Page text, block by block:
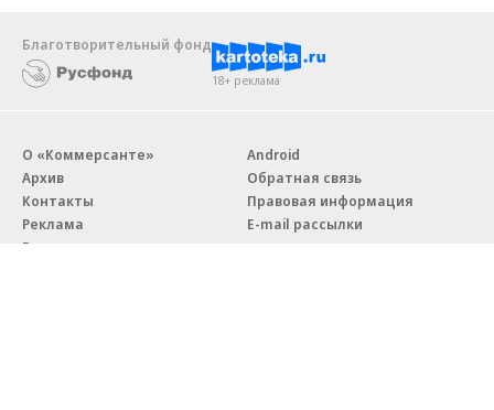
Благотворительный фонд
18+ реклама
О «Коммерсанте»
Архив
Контакты
Реклама
Вакансии
Android
Обратная связь
Правовая информация
E-mail рассылки